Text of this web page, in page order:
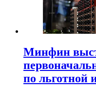
Минфин
по льготной